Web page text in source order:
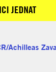
JEDNAT